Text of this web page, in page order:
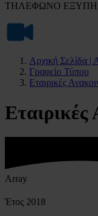
ΤΗΛΕΦΩΝΟ
Αρχική Σελίδα |
Γραφείο Τύπου
Εταιρικές
Εταιρικές
Array
Έτος 2018